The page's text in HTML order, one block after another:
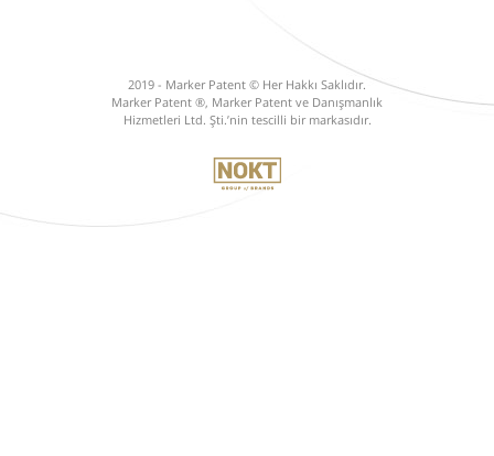
2019 - Marker Patent © Her Hakkı Saklıdır.
Marker Patent ®, Marker Patent ve Danışmanlık
Hizmetleri Ltd. Şti.’nin tescilli bir markasıdır.